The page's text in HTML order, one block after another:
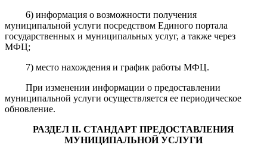
6) информация о возможности получения
муниципальной услуги посредством Единого портала
государственных и муниципальных услуг, а также через
МФЦ;
7) место нахождения и график работы МФЦ.
При изменении информации о предоставлении
муниципальной услуги осуществляется ее периодическое
обновление.
РАЗДЕЛ II. СТАНДАРТ ПРЕДОСТАВЛЕНИЯ
МУНИЦИПАЛЬНОЙ УСЛУГИ